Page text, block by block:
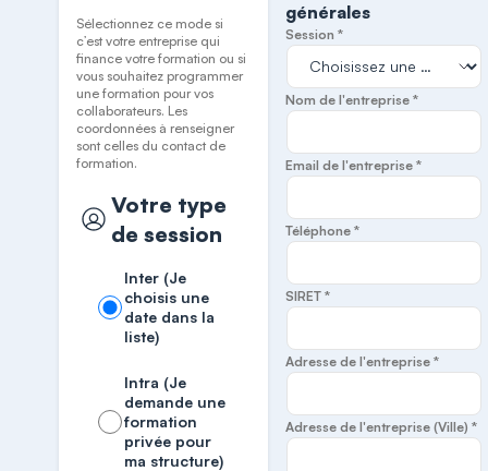
Sélectionnez ce mode si
c’est votre entreprise qui
finance votre formation ou si
vous souhaitez programmer
une formation pour vos
collaborateurs. Les
coordonnées à renseigner
sont celles du contact de
formation.
Votre type
de session
Inter (Je
choisis une
date dans la
liste)
Intra (Je
demande une
formation
privée pour
ma structure)
générales
Session *
Nom de l'entreprise *
Email de l'entreprise *
Téléphone *
SIRET *
Adresse de l'entreprise *
Adresse de l'entreprise (Ville) *